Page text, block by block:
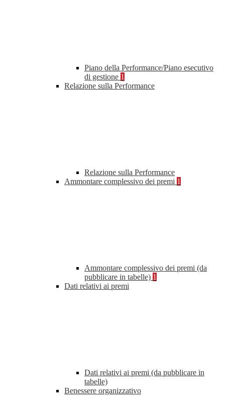
Piano della Performance/Piano esecutivo
di gestione 1
Relazione sulla Performance
Relazione sulla Performance
Ammontare complessivo dei premi 1
Ammontare complessivo dei premi (da
pubblicare in tabelle) 1
Dati relativi ai premi
Dati relativi ai premi (da pubblicare in
tabelle)
Benessere organizzativo